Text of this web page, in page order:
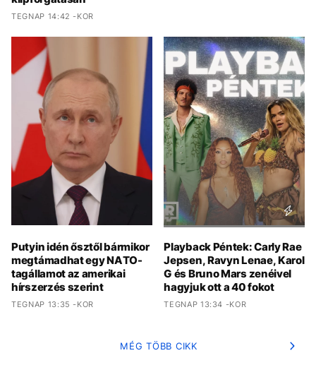
TEGNAP 14:42 -KOR
Putyin idén ősztől bármikor
megtámadhat egy NATO-
tagállamot az amerikai
hírszerzés szerint
TEGNAP 13:35 -KOR
Playback Péntek: Carly Rae
Jepsen, Ravyn Lenae, Karol
G és Bruno Mars zenéivel
hagyjuk ott a 40 fokot
TEGNAP 13:34 -KOR
MÉG TÖBB CIKK